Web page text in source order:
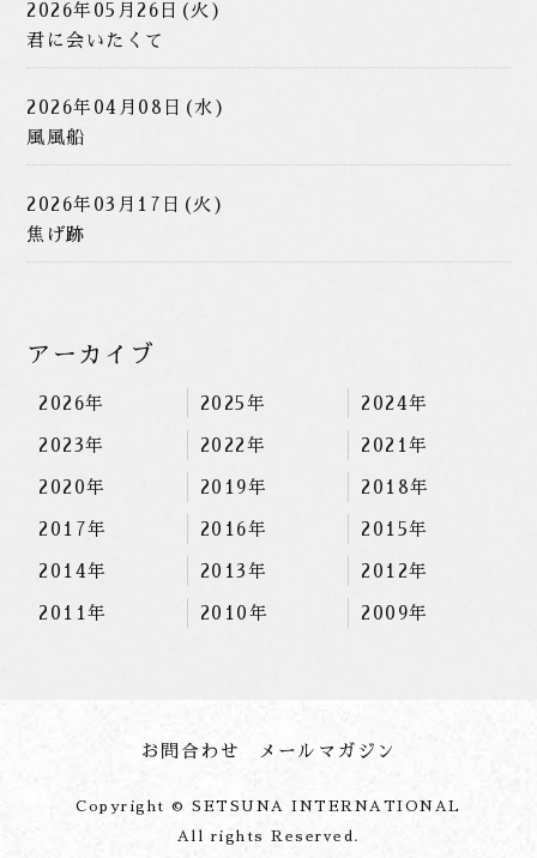
2026年05月26日(火)
君に会いたくて
2026年04月08日(水)
風風船
2026年03月17日(火)
焦げ跡
アーカイブ
2026年 2025年 2024年
2023年 2022年 2021年
2020年 2019年 2018年
2017年 2016年 2015年
2014年 2013年 2012年
2011年 2010年 2009年
お問合わせ メールマガジン
Copyright © SETSUNA INTERNATIONAL
All rights Reserved.